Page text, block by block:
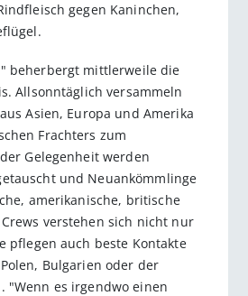
gegen Kaninchen,
beherbergt mittlerweile die
Allsonntäglich versammeln
Asien, Europa und Amerika
Frachters zum
Gelegenheit werden
und Neuankömmlinge
amerikanische, britische
verstehen sich nicht nur
pflegen auch beste Kontakte
Bulgarien oder der
"Wenn es irgendwo einen